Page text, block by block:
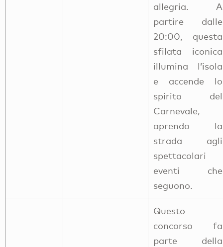
allegria. A
partire dalle
20:00, questa
sfilata iconica
illumina l’isola
e accende lo
spirito del
Carnevale,
aprendo la
strada agli
spettacolari
eventi che
seguono.
Questo
concorso fa
parte della